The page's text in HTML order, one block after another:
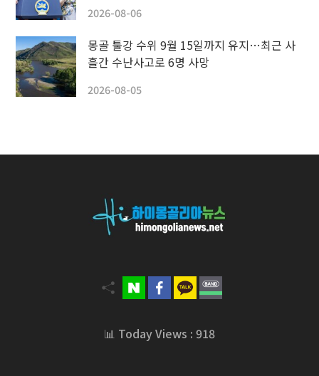
2026-08-06
몽골 툴강 수위 9월 15일까지 유지…최근 사
흘간 수난사고로 6명 사망
2026-08-05
📊 Today Views : 918